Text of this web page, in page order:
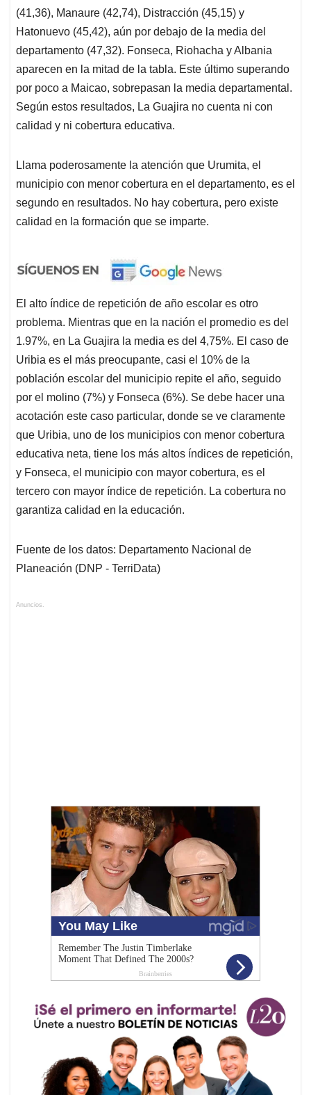
(41,36), Manaure (42,74), Distracción (45,15) y
Hatonuevo (45,42), aún por debajo de la media del
departamento (47,32). Fonseca, Riohacha y Albania
aparecen en la mitad de la tabla. Este último superando
por poco a Maicao, sobrepasan la media departamental.
Según estos resultados, La Guajira no cuenta ni con
calidad y ni cobertura educativa.
Llama poderosamente la atención que Urumita, el
municipio con menor cobertura en el departamento, es el
segundo en resultados. No hay cobertura, pero existe
calidad en la formación que se imparte.
El alto índice de repetición de año escolar es otro
problema. Mientras que en la nación el promedio es del
1.97%, en La Guajira la media es del 4,75%. El caso de
Uribia es el más preocupante, casi el 10% de la
población escolar del municipio repite el año, seguido
por el molino (7%) y Fonseca (6%). Se debe hacer una
acotación este caso particular, donde se ve claramente
que Uribia, uno de los municipios con menor cobertura
educativa neta, tiene los más altos índices de repetición,
y Fonseca, el municipio con mayor cobertura, es el
tercero con mayor índice de repetición. La cobertura no
garantiza calidad en la educación.
Fuente de los datos: Departamento Nacional de
Planeación (DNP - TerriData)
Anuncios.